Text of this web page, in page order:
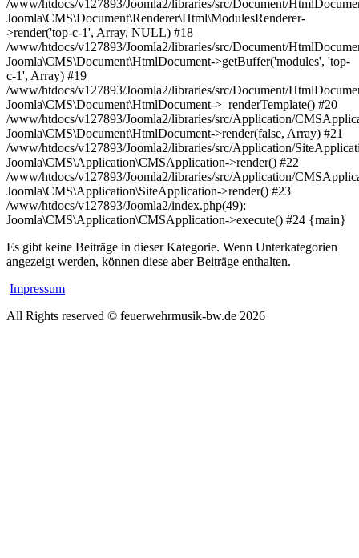
/www/htdocs/v127893/Joomla2/libraries/src/Document/
Joomla\CMS\Document\Renderer\Html\ModulesRenderer-
>render('top-c-1', Array, NULL) #18
/www/htdocs/v127893/Joomla2/libraries/src/Document/
Joomla\CMS\Document\HtmlDocument->getBuffer('modules', 'top-
c-1', Array) #19
/www/htdocs/v127893/Joomla2/libraries/src/Document/
Joomla\CMS\Document\HtmlDocument->_renderTemplate() #20
/www/htdocs/v127893/Joomla2/libraries/src/Application/
Joomla\CMS\Document\HtmlDocument->render(false, Array) #21
/www/htdocs/v127893/Joomla2/libraries/src/Application/
Joomla\CMS\Application\CMSApplication->render() #22
/www/htdocs/v127893/Joomla2/libraries/src/Application/
Joomla\CMS\Application\SiteApplication->render() #23
/www/htdocs/v127893/Joomla2/index.php(49):
Joomla\CMS\Application\CMSApplication->execute() #24 {main}
Es gibt keine Beiträge in dieser Kategorie. Wenn Unterkategorien
angezeigt werden, können diese aber Beiträge enthalten.
Impressum
All Rights reserved © feuerwehrmusik-bw.de 2026